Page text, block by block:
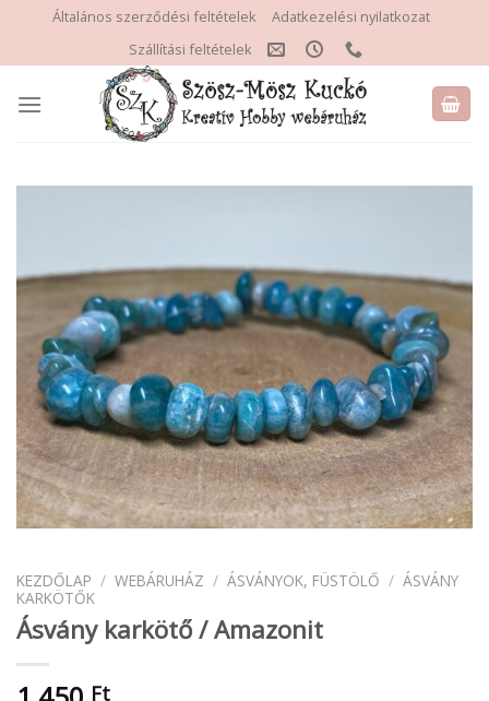
content
Általános szerződési feltételek
Adatkezelési nyilatkozat
Szállítási feltételek
KEZDŐLAP / WEBÁRUHÁZ / ÁSVÁNYOK, FÜSTÖLŐ / ÁSVÁNY
KARKÖTŐK
Ásvány karkötő / Amazonit
Ft